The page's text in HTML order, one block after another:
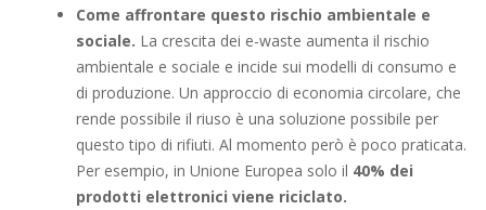
Come affrontare questo rischio ambientale e
sociale. La crescita dei e-waste aumenta il rischio
ambientale e sociale e incide sui modelli di consumo e
di produzione. Un approccio di economia circolare, che
rende possibile il riuso è una soluzione possibile per
questo tipo di rifiuti. Al momento però è poco praticata.
Per esempio, in Unione Europea solo il 40% dei
prodotti elettronici viene riciclato.